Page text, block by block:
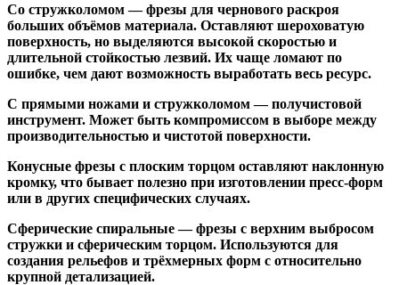
Со стружколомом— фрезы для чернового раскроя
больших объёмов материала. Оставляют шероховатую
поверхность, но выделяются высокой скоростью и
длительной стойкостью лезвий. Их чаще ломают по
ошибке, чем дают возможность выработать весь ресурс.
С прямыми ножами и стружколомом— получистовой
инструмент. Может быть компромиссом в выборе между
производительностью и чистотой поверхности.
Конусные фрезы с плоским торцом оставляют наклонную
кромку, что бывает полезно при изготовлении пресс-форм
или в других специфических случаях.
Сферические спиральные— фрезы с верхним выбросом
стружки и сферическим торцом. Используются для
создания рельефов и трёхмерных форм с относительно
крупной детализацией.